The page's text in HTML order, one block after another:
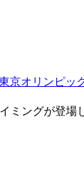
京オリンピッ
ングが登場